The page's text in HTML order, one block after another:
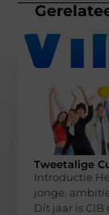
Tweetalige
Introductie
jonge,
Dit jaar is